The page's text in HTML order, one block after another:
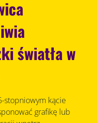
światła w
stopniowym kącie
grafikę lub